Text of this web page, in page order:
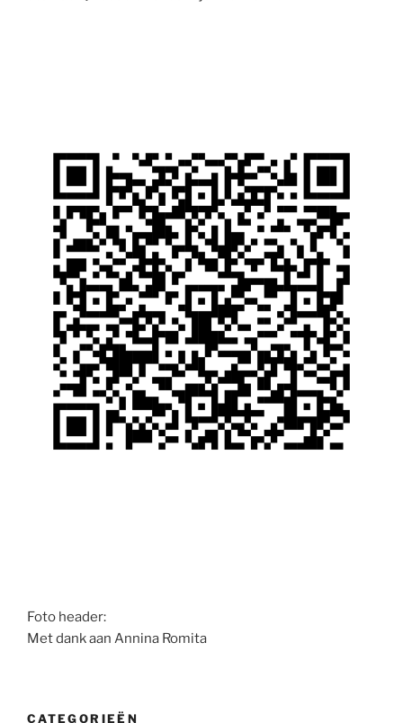
Foto header:
Met dank aan Annina Romita
CATEGORIEËN